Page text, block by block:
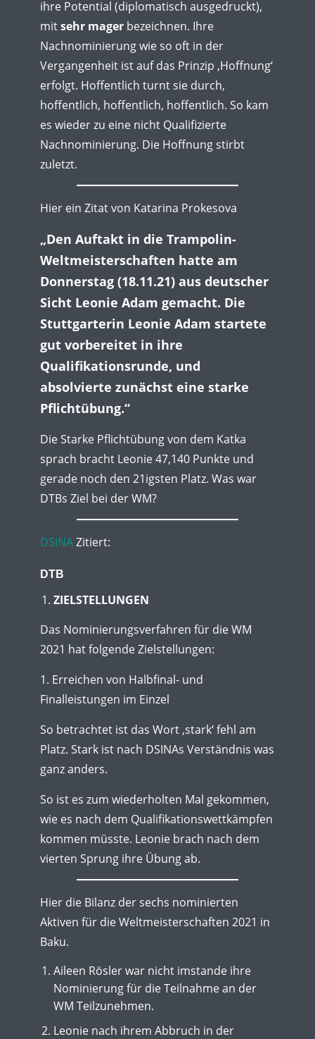
ihre Potential (diplomatisch ausgedruckt),
mitsehr mager bezeichnen. Ihre
Nachnominierung wie so oft in der
Vergangenheit ist auf das Prinzip ‚Hoffnung‘
erfolgt. Hoffentlich turnt sie durch,
hoffentlich, hoffentlich, hoffentlich. So kam
es wieder zu eine nicht Qualifizierte
Nachnominierung. Die Hoffnung stirbt
zuletzt.
Hier ein Zitat von Katarina Prokesova
„Den Auftakt in die Trampolin-
Weltmeisterschaften hatte am
Donnerstag (18.11.21) aus deutscher
Sicht Leonie Adam gemacht. Die
Stuttgarterin Leonie Adam startete
gut vorbereitet in ihre
Qualifikationsrunde, und
absolvierte zunächst eine starke
Pflichtübung.“
Die Starke Pflichtübung von dem Katka
sprach bracht Leonie 47,140 Punkte und
gerade noch den 21igsten Platz. Was war
DTBs Ziel bei der WM?
DSINAZitiert:
DTB
ZIELSTELLUNGEN
Das Nominierungsverfahren für die WM
2021 hat folgende Zielstellungen:
1. Erreichen von Halbfinal- und
Finalleistungen im Einzel
So betrachtet ist das Wort ‚stark‘ fehl am
Platz. Stark ist nach DSINAs Verständnis was
ganz anders.
So ist es zum wiederholten Mal gekommen,
wie es nach dem Qualifikationswettkämpfen
kommen müsste. Leonie brach nach dem
vierten Sprung ihre Übung ab.
Hier die Bilanz der sechs nominierten
Aktiven für die Weltmeisterschaften 2021 in
Baku.
Aileen Rösler war nicht imstande ihre
Nominierung für die Teilnahme an der
WM Teilzunehmen.
Leonie nach ihrem Abbruch in der